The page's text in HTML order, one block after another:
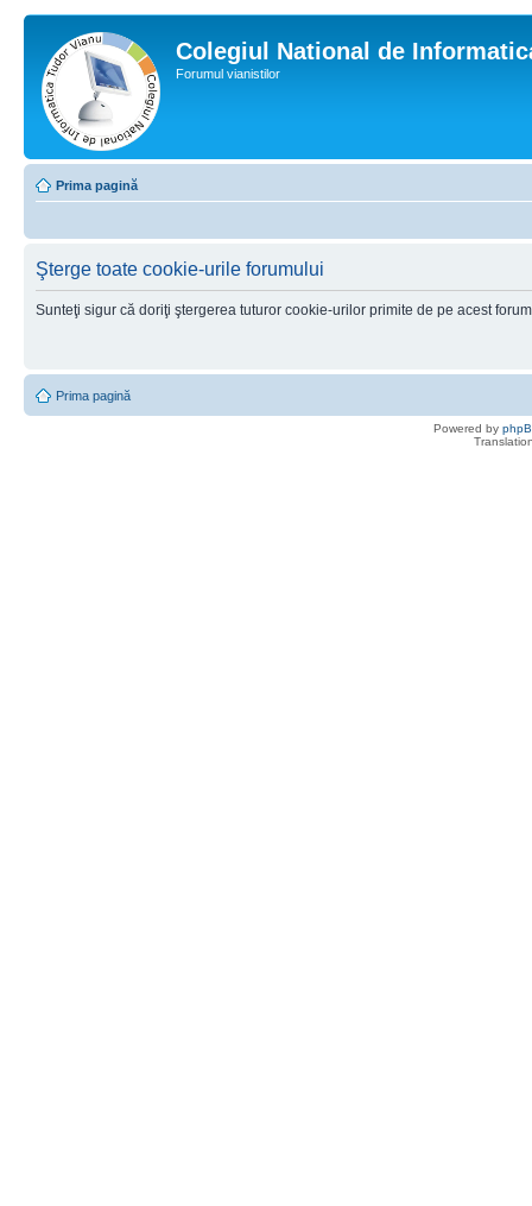
Colegiul National de
Forumul vianistilor
Prima pagină
Şterge toate cookie-urile forumului
Sunteţi sigur că doriţi ştergerea tuturor cookie-urilor primite de pe acest
Prima pagină
Powered by